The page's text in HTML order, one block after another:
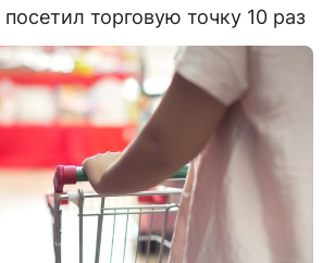
торговую точку 10 раз